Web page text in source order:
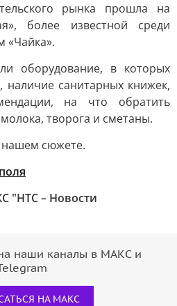
рынка прошла на
более известной среди
«Чайка».
оборудование, в которых
наличие санитарных книжек,
на что обратить
творога и сметаны.
сюжете.
"НТС – Новости
наши каналы в МАКС и
НА МАКС